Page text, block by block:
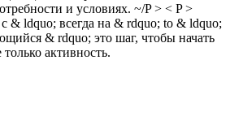
и условиях. ~/P > < P >
& ldquo; всегда на & rdquo; to & ldquo;
& rdquo; это шаг, чтобы начать
только активность.